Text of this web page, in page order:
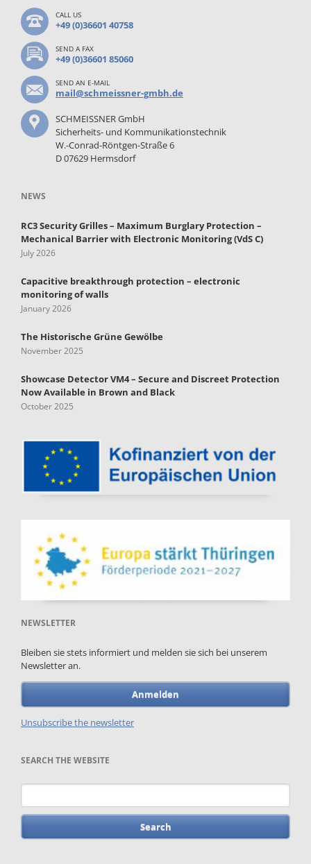
CALL US
+49 (0)36601 40758
SEND A FAX
+49 (0)36601 85060
SEND AN E-MAIL
mail@schmeissner-gmbh.de
SCHMEISSNER GmbH
Sicherheits- und Kommunikationstechnik
W.-Conrad-Röntgen-Straße 6
D 07629 Hermsdorf
NEWS
RC3 Security Grilles – Maximum Burglary Protection –
Mechanical Barrier with Electronic Monitoring (VdS C)
July 2026
Capacitive breakthrough protection – electronic
monitoring of walls
January 2026
The Historische Grüne Gewölbe
November 2025
Showcase Detector VM4 – Secure and Discreet Protection
Now Available in Brown and Black
October 2025
NEWSLETTER
Bleiben sie stets informiert und melden sie sich bei unserem
Newsletter an.
Anmelden
Unsubscribe the newsletter
SEARCH THE WEBSITE
Keywords